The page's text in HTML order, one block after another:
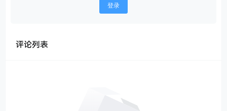
登录
评论列表